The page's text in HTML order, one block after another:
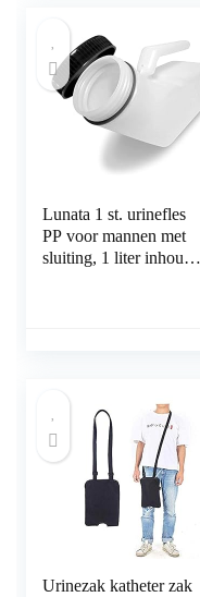
Lunata 1 st. urinefles
PP voor mannen met
sluiting, 1 liter inhoud,
Urinezak katheter zak